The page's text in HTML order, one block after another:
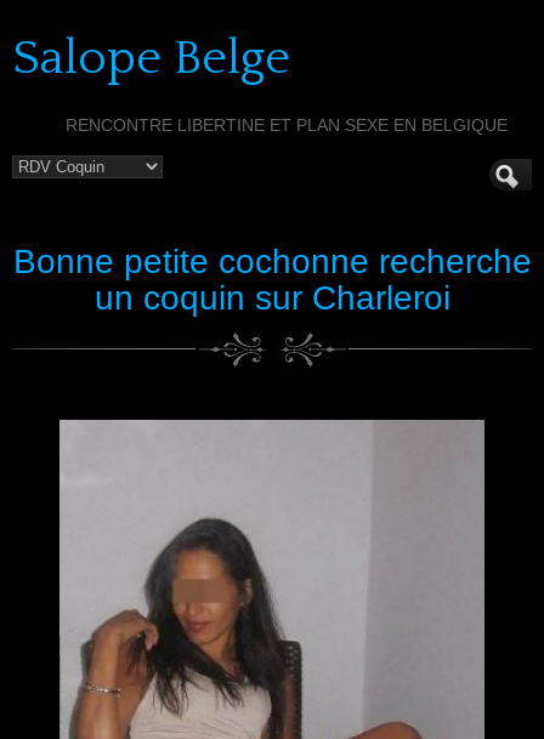
Salope Belge
RENCONTRE LIBERTINE ET PLAN SEXE EN BELGIQUE
Bonne petite cochonne recherche
un coquin sur Charleroi